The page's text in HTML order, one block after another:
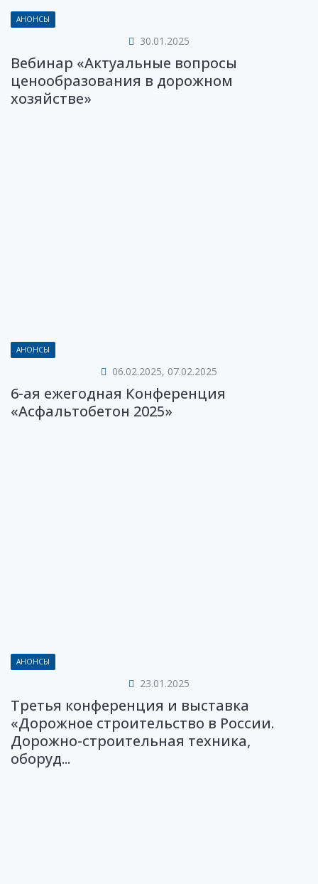
АНОНСЫ
30.01.2025
Вебинар «Актуальные вопросы
ценообразования в дорожном
хозяйстве»
АНОНСЫ
06.02.2025, 07.02.2025
6-ая ежегодная Конференция
«Асфальтобетон 2025»
АНОНСЫ
23.01.2025
Третья конференция и выставка
«Дорожное строительство в России.
Дорожно-строительная техника,
оборуд...